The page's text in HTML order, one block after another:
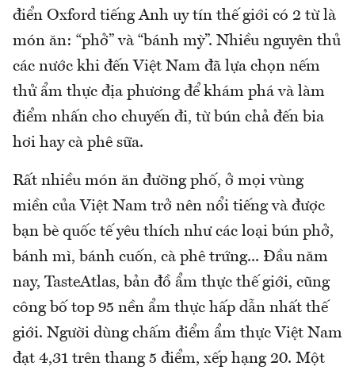
điển Oxford tiếng Anh uy tín thế giới có 2 từ là
món ăn: “phở” và “bánh mỳ”. Nhiều nguyên thủ
các nước khi đến Việt Nam đã lựa chọn nếm
thử ẩm thực địa phương để khám phá và làm
điểm nhấn cho chuyến đi, từ bún chả đến bia
hơi hay cà phê sữa.
Rất nhiều món ăn đường phố, ở mọi vùng
miền của Việt Nam trở nên nổi tiếng và được
bạn bè quốc tế yêu thích như các loại bún phở,
bánh mì, bánh cuốn, cà phê trứng... Đầu năm
nay, TasteAtlas, bản đồ ẩm thực thế giới, cũng
công bố top 95 nền ẩm thực hấp dẫn nhất thế
giới. Người dùng chấm điểm ẩm thực Việt Nam
đạt 4,31 trên thang 5 điểm, xếp hạng 20. Một